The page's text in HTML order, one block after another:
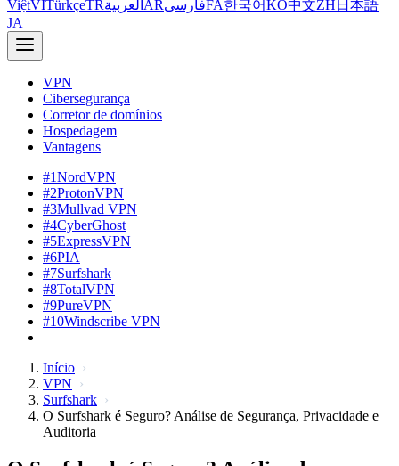
ViệtVITürkçeTRالعربية ARفارسیFA한국어KO中文ZH 日本語
JA
VPN
Cibersegurança
Corretor de domínios
Hospedagem
Vantagens
#1NordVPN
#2ProtonVPN
#3Mullvad VPN
#4CyberGhost
#5ExpressVPN
#6PIA
#7Surfshark
#8TotalVPN
#9PureVPN
#10Windscribe VPN
Início
VPN
Surfshark
O Surfshark é Seguro? Análise de Segurança, Privacidade e
Auditoria